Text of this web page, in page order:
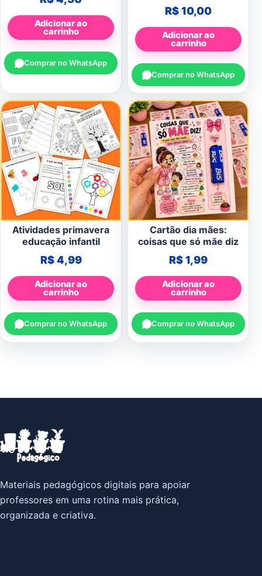
Adicionar ao
carrinho
Comprar no WhatsApp
R$10,00
Adicionar ao
carrinho
Comprar no WhatsApp
Atividades primavera
educação infantil
R$4,99
Adicionar ao
carrinho
Comprar no WhatsApp
Cartão dia mães:
coisas que só mãe diz
R$1,99
Adicionar ao
carrinho
Comprar no WhatsApp
Materiais pedagógicos digitais para apoiar
professores em uma rotina mais prática,
organizada e criativa.